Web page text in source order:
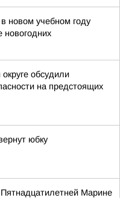
новом учебном году
новогодних
обсудили
на предстоящих
юбку
Марине